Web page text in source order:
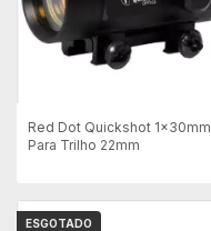
Red Dot Quickshot 1x30mm
Para Trilho 22mm
ESGOTADO